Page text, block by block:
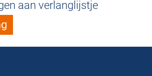
aan verlanglijstje